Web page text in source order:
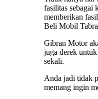
fasilitas sebagai
memberikan
Beli Mobil
Gibran Motor
juga derek
sekali.
Anda jadi tidak
memang ingin